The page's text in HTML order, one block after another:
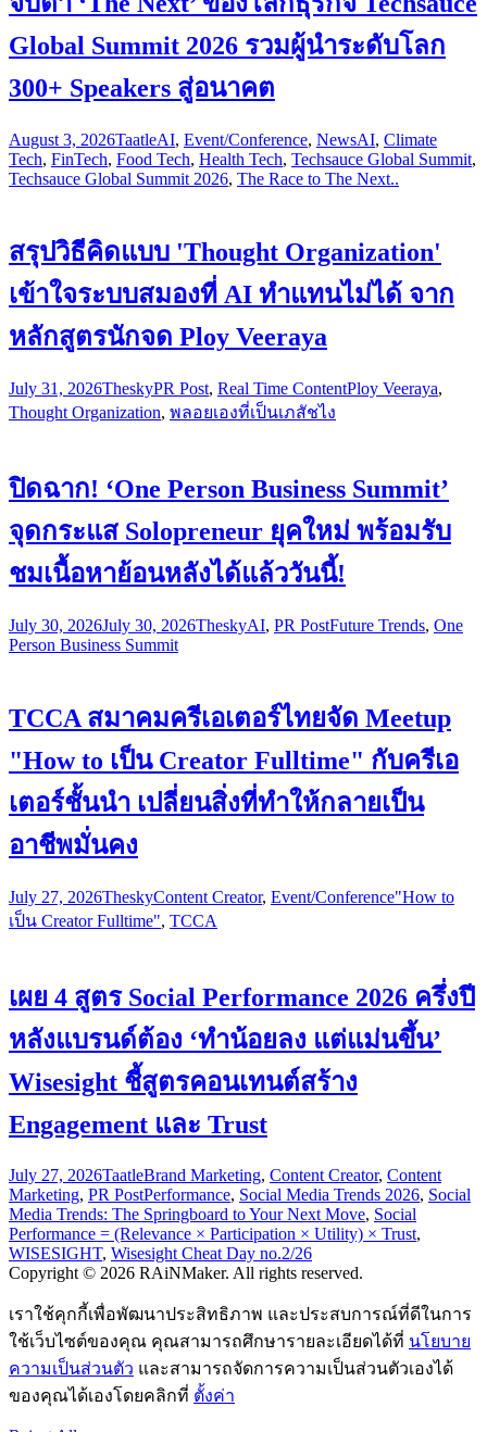
Global Summit 2026 รวมผู้นำระดับโลก
300+ Speakers สู่อนาคต
August 3, 2026TaatleAI, Event/Conference, NewsAI, Climate
Tech, FinTech, Food Tech, Health Tech, Techsauce Global Summit,
Techsauce Global Summit 2026, The Race to The Next..
สรุปวิธีคิดแบบ 'Thought Organization'
เข้าใจระบบสมองที่ AI ทำแทนไม่ได้ จาก
หลักสูตรนักจด Ploy Veeraya
July 31, 2026TheskyPR Post, Real Time ContentPloy Veeraya,
Thought Organization, พลอยเองที่เป็นเภสัชไง
ปิดฉาก! ‘One Person Business Summit’
จุดกระแส Solopreneur ยุคใหม่ พร้อมรับ
ชมเนื้อหาย้อนหลังได้แล้ววันนี้!
July 30, 2026July 30, 2026TheskyAI, PR PostFuture Trends, One
Person Business Summit
TCCA สมาคมครีเอเตอร์ไทยจัด Meetup
"How to เป็น Creator Fulltime" กับครีเอ
เตอร์ชั้นนำ เปลี่ยนสิ่งที่ทำให้กลายเป็น
อาชีพมั่นคง
July 27, 2026TheskyContent Creator, Event/Conference"How to
เป็น Creator Fulltime", TCCA
เผย 4 สูตร Social Performance 2026 ครึ่งปี
หลังแบรนด์ต้อง ‘ทำน้อยลง แต่แม่นขึ้น’
Wisesight ชี้สูตรคอนเทนต์สร้าง
Engagement และ Trust
July 27, 2026TaatleBrand Marketing, Content Creator, Content
Marketing, PR PostPerformance, Social Media Trends 2026, Social
Media Trends: The Springboard to Your Next Move, Social
Performance = (Relevance × Participation × Utility) × Trust,
WISESIGHT, Wisesight Cheat Day no.2/26
Copyright © 2026 RAiNMaker. All rights reserved.
เราใช้คุกกี้เพื่อพัฒนาประสิทธิภาพ และประสบการณ์ที่ดีในการ
ใช้เว็บไซต์ของคุณ คุณสามารถศึกษารายละเอียดได้ที่ นโยบาย
ความเป็นส่วนตัว และสามารถจัดการความเป็นส่วนตัวเองได้
ของคุณได้เองโดยคลิกที่ ตั้งค่า